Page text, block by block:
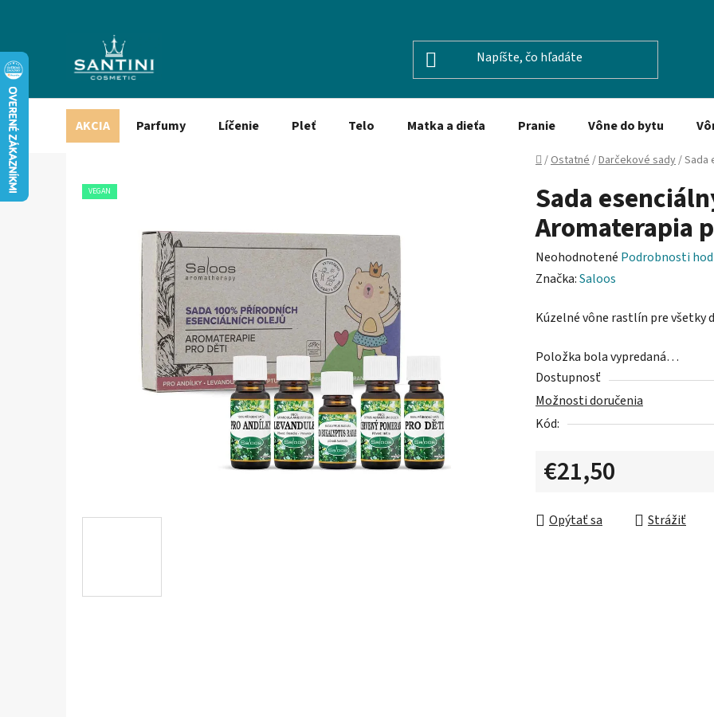
AKCIA Parfumy Líčenie Pleť Telo Matka a dieťa Pranie Vône do bytu
Domov
/Ostatné/Darčekové sady/Sada
Sada
Aromaterapia
Priemerné
hodnotenie
je
z
5
hviezdičiek.
Neohodnotené Podrobnosti
Značka:Saloos
Kúzelné vône rastlín pre všetky
Položka bola vypredaná…
Dostupnosť
Možnosti doručenia
Kód:
€21,50
Opýtať sa
Strážiť
VEGAN